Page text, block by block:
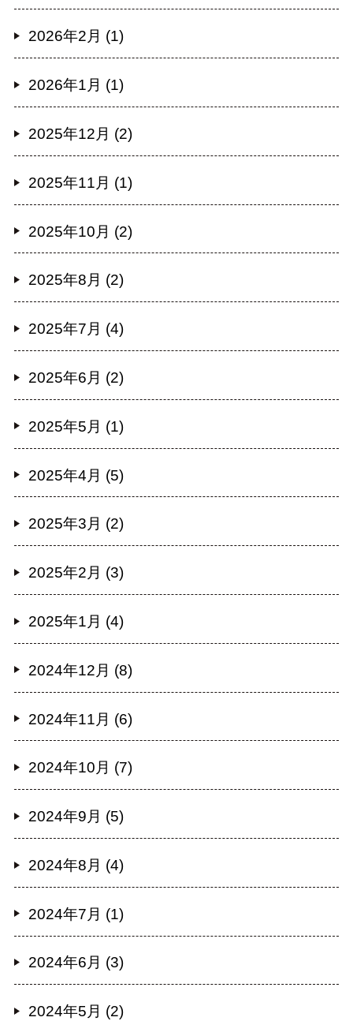
2026年2月 (1)
2026年1月 (1)
2025年12月 (2)
2025年11月 (1)
2025年10月 (2)
2025年8月 (2)
2025年7月 (4)
2025年6月 (2)
2025年5月 (1)
2025年4月 (5)
2025年3月 (2)
2025年2月 (3)
2025年1月 (4)
2024年12月 (8)
2024年11月 (6)
2024年10月 (7)
2024年9月 (5)
2024年8月 (4)
2024年7月 (1)
2024年6月 (3)
2024年5月 (2)